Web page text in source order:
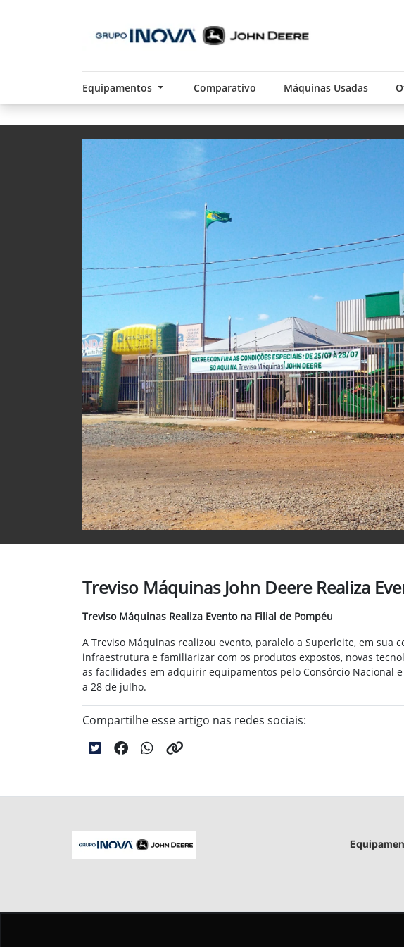
Equipamentos Comparativo Máquinas Usadas
Treviso Máquinas John Deere Realiza
Treviso Máquinas Realiza Evento na Filial de Pompéu
A Treviso Máquinas realizou evento, paralelo a Superleite, em sua
infraestrutura e familiarizar com os produtos expostos, novas
as facilidades em adquirir equipamentos pelo Consórcio Nacional
a 28 de julho.
Compartilhe esse artigo nas redes sociais: